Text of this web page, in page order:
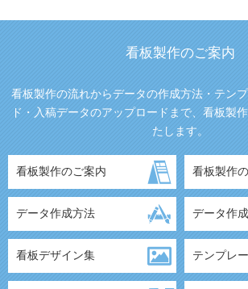
看板製作のご案内
看板製作の流れからデータの作成方法・テン
ド・入稿データのアップロードまで、看板製
たします。
看板製作のご案内 看板製作
データ作成方法 データ作
看板デザイン集 テンプレ